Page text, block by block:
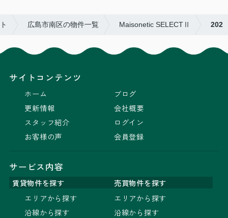
広島市南区の物件一覧 Maisonetic SELECTⅡ 202
サイトコンテンツ
ホーム
更新情報
スタッフ紹介
お客様の声
ブログ
会社概要
ログイン
会員登録
サービス内容
賃貸物件を探す
売買物件を探す
エリアから探す
沿線から探す
エリアから探す
沿線から探す